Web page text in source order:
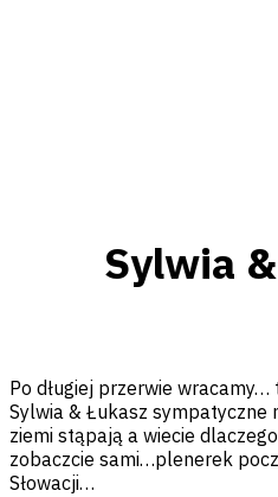
Sylwia
Po długiej przerwie
Sylwia & Łukasz sympatyczne
ziemi stąpają a wiecie
zobaczcie sami…plenerek
Słowacji…